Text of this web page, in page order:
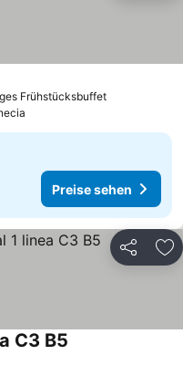
FrühstücksbuffetPreise
Preise sehen
Teilen
C3 B5